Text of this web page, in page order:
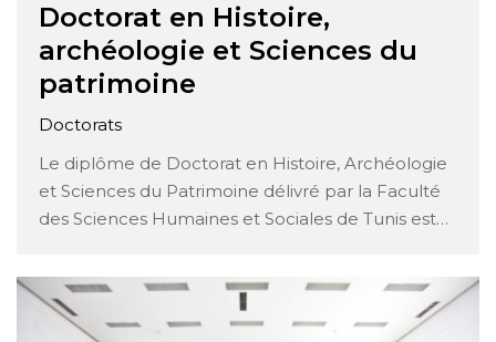
Doctorat en Histoire,
archéologie et Sciences du
patrimoine
Doctorats
Le diplôme de Doctorat en Histoire, Archéologie
et Sciences du Patrimoine délivré par la Faculté
des Sciences Humaines et Sociales de Tunis est
incarne l’excellence dans le domaine des
sciences humaines. Ce programme de doctorat
offre aux étudiants une opportunité unique de